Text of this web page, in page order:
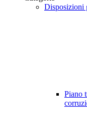
Disposizioni
Piano